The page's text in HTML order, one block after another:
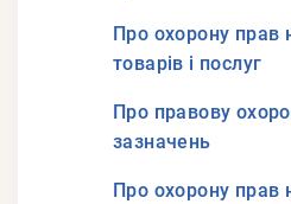
Про охорону прав
товарів і послуг
Про правову
зазначень
Про охорону прав